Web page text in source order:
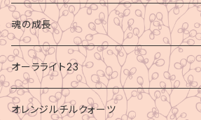
魂の成長
オーラライト23
オレンジルチルクォーツ